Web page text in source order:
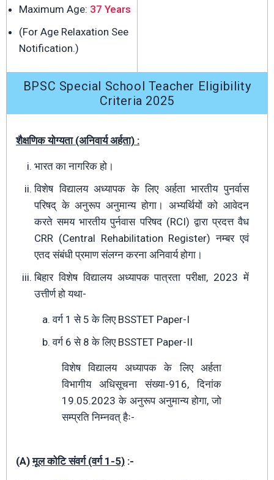
Maximum Age: 37 Years
(For Age Relaxation See
Notification.)
BPSC Special School Teacher Eligibility
Criteria 2025
शैक्षणिक योग्यता (अनिवार्य अर्हता) :
भारत का नागरिक हो।
विशेष विद्यालय अध्यापक के लिए अर्हता भारतीय पुनर्वास
परिषद् के अनुरूप अनुमान्य होगा। अभ्यर्थियों को आवेदन
करते समय भारतीय पुर्नवास परिषद (RCI) द्वारा प्रदत्त वैध
CRR (Central Rehabilitation Register) नम्बर एवं
एतद संबंधी प्रमाण संलग्न करना अनिवार्य होगा।
बिहार विशेष विद्यालय अध्यापक पात्रता परीक्षा, 2023 में
उत्तीर्ण हो यथा-
वर्ग 1 से 5 के लिए BSSTET Paper-I
वर्ग 6 से 8 के लिए BSSTET Paper-II
विशेष विद्यालय अध्यापक के लिए अर्हता
विभागीय अधिसूचना संख्या-916, दिनांक
19.05.2023 के अनुरूप अनुमान्य होगा, जो
सम्प्रति निम्नवत् हैः-
(A)मूल कोटि संवर्ग (वर्ग 1-5) :-